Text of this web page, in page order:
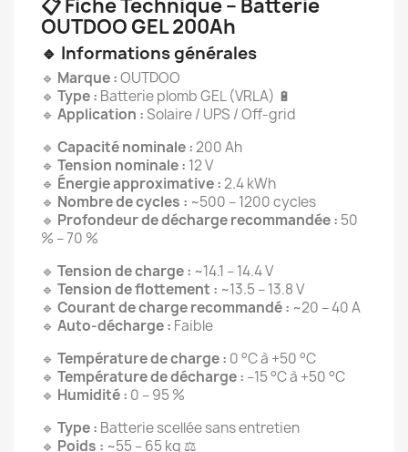
📋 Fiche Technique – Batterie
OUTDOO GEL 200Ah
🔹 Informations générales
🔹 Marque :OUTDOO
🔹 Type : Batterie plomb GEL (VRLA) 🔋
🔹 Application :Solaire / UPS / Off-grid
🔹 Capacité nominale :200 Ah
🔹 Tension nominale : 12 V
🔹 Énergie approximative :2.4 kWh
🔹 Nombre de cycles : ~500 – 1200 cycles
🔹 Profondeur de décharge recommandée : 50
% – 70 %
🔹 Tension de charge : ~14.1 – 14.4 V
🔹 Tension de flottement : ~13.5 – 13.8 V
🔹 Courant de charge recommandé : ~20 – 40 A
🔹 Auto-décharge : Faible
🔹 Température de charge : 0 °C à +50 °C
🔹 Température de décharge : –15 °C à +50 °C
🔹 Humidité : 0 – 95 %
🔹 Type : Batterie scellée sans entretien
🔹 Poids : ~55 – 65 kg ⚖️